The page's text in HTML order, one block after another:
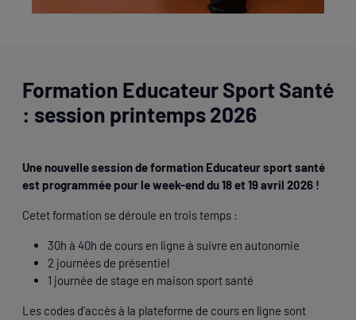
Formation Educateur Sport Santé
: session printemps 2026
Une nouvelle session de formation Educateur sport santé
est programmée pour le week-end du 18 et 19 avril 2026 !
Cetet formation se déroule en trois temps :
30h à 40h de cours en ligne à suivre en autonomie
2 journées de présentiel
1 journée de stage en maison sport santé
Les codes d'accès à la plateforme de cours en ligne sont